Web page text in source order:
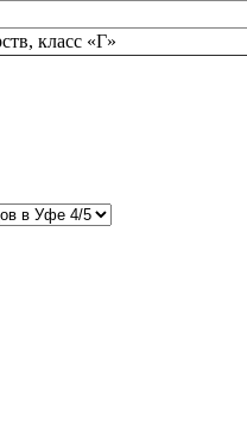
класс «Г»